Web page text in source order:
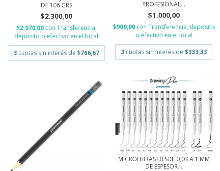
DE 106 GRS
$2.300,00
$2.070,00 con Transferencia,
depósito o efectivo en el local
3 cuotas sin interés de $766,67
PROFESIONAL...
$1.000,00
$900,00 con Transferencia, depósito
o efectivo en el local
3 cuotas sin interés de $333,33
MICROFIBRAS DESDE 0,03 A 1 MM
DE ESPESOR...